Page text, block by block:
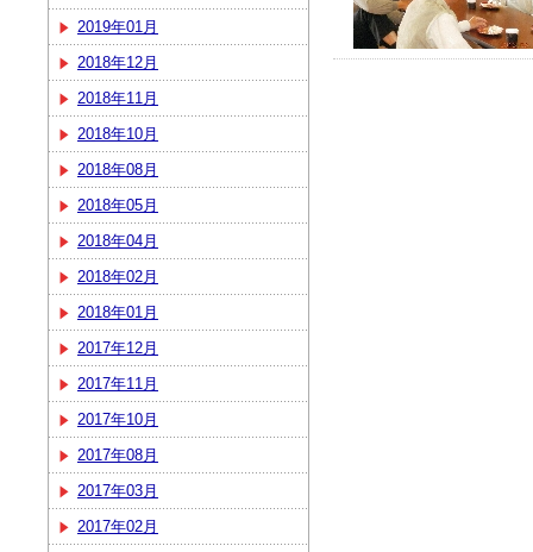
2019年01月
2018年12月
2018年11月
2018年10月
2018年08月
2018年05月
2018年04月
2018年02月
2018年01月
2017年12月
2017年11月
2017年10月
2017年08月
2017年03月
2017年02月